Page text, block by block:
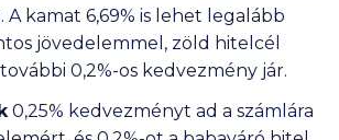
A kamat 6,69% is lehet legalább
jövedelemmel, zöld hitelcél
0,2%-os kedvezmény jár.
0,25% kedvezményt ad a számlára